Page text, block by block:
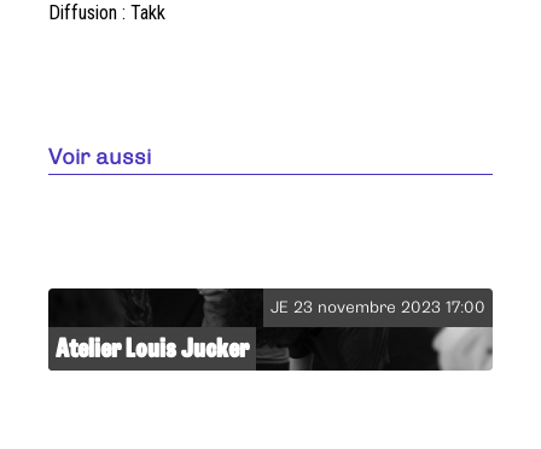
Diffusion : Takk
Voir aussi
JE 23 novembre 2023 17:00
Atelier Louis Jucker